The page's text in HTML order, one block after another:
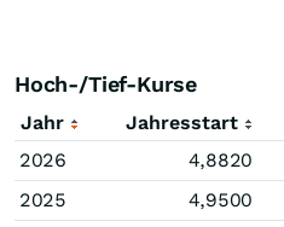
Hoch-/Tief-Kurse
Jahr Jahresstart
2026
4,8820
2025
4,9500